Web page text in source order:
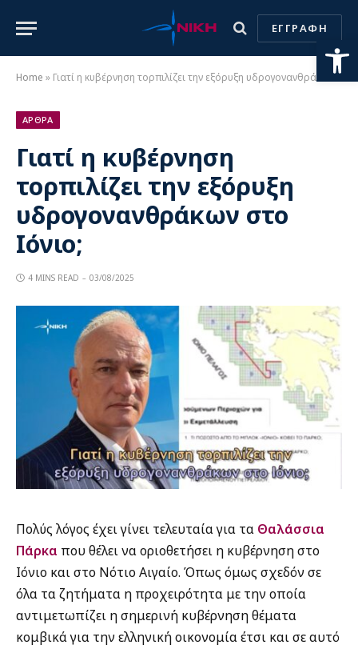
ΕΓΓΡΑΦΗ
Home » Γιατί η κυβέρνηση τορπιλίζει την εξόρυξη υδρογονανθράκων στο Ιόνιο;
ΑΡΘΡΑ
Γιατί η κυβέρνηση
τορπιλίζει την εξόρυξη
υδρογονανθράκων στο
Ιόνιο;
4 MINS READ 03/08/2025
Πολύς λόγος έχει γίνει τελευταία για τα Θαλάσσια
Πάρκα που θέλει να οριοθετήσει η κυβέρνηση στο
Ιόνιο και στο Νότιο Αιγαίο. Όπως όμως σχεδόν σε
όλα τα ζητήματα η προχειρότητα με την οποία
αντιμετωπίζει η σημερινή κυβέρνηση θέματα
κομβικά για την ελληνική οικονομία έτσι και σε αυτό